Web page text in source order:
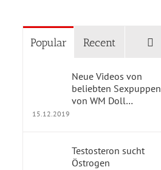
Popular Recent
Neue Videos von
beliebten Sexpuppen
von WM Doll…
15.12.2019
Testosteron sucht
Östrogen